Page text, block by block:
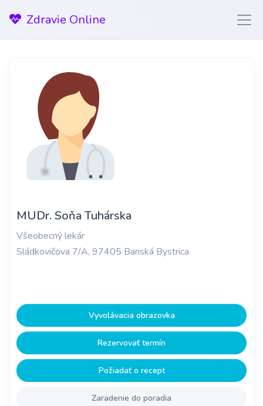
Zdravie Online
MUDr. Soňa Tuhárska
Všeobecný lekár
Sládkovičova 7/A, 97405 Banská Bystrica
Vyvolávacia obrazovka
Rezervovať termín
Požiadať o recept
Zaradenie do poradia